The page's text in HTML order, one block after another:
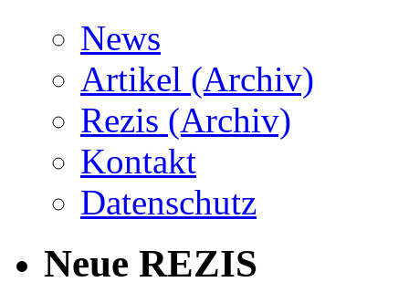
News
Artikel (Archiv)
Rezis (Archiv)
Kontakt
Datenschutz
Neue REZIS